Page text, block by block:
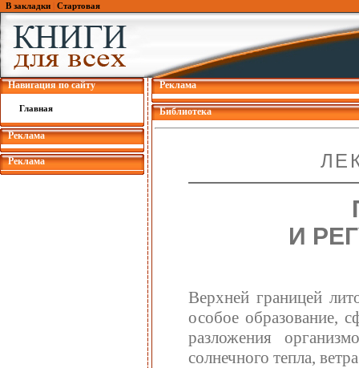
В закладки Стартовая
Навигация по сайту
Главная
Реклама
Реклама
Реклама
Библиотека
И
Верхней границей
особое образование,
разложения
солнечного тепла,